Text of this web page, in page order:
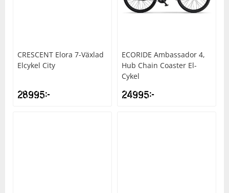
CRESCENT Elora 7-Växlad
Elcykel City
28995kr
ECORIDE Ambassador 4,
Hub Chain Coaster El-
Cykel
24995kr